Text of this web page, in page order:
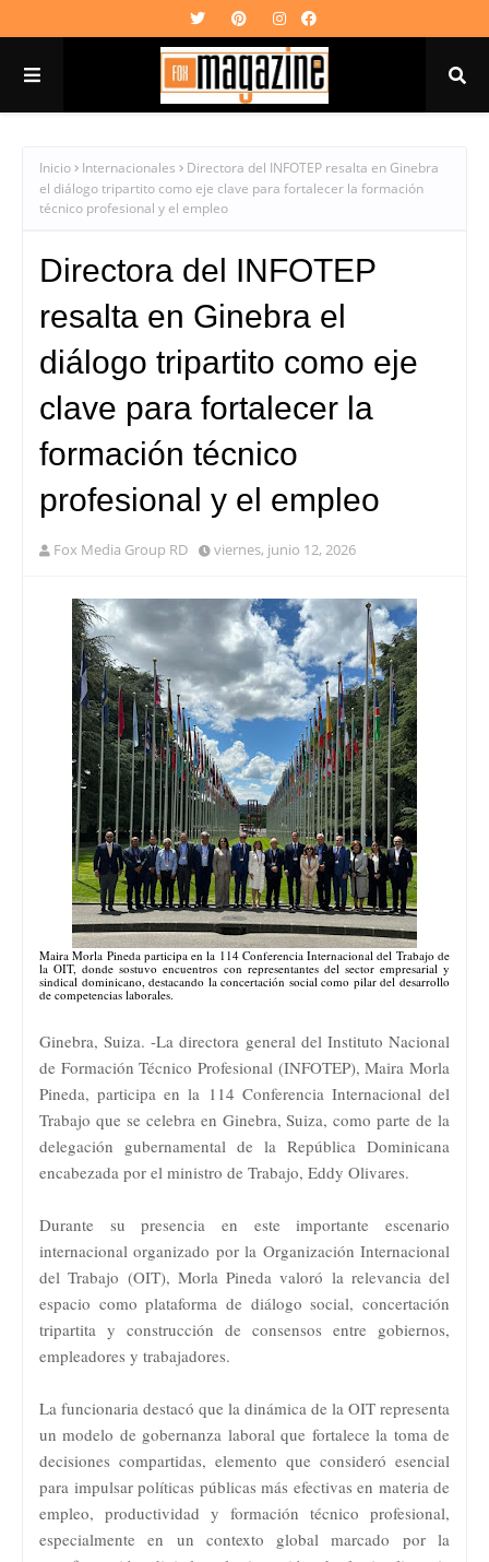
Inicio Internacionales
Directora del INFOTEP resalta en Ginebra
el diálogo tripartito como eje clave para fortalecer la formación
técnico profesional y el empleo
Directora del INFOTEP
resalta en Ginebra el
diálogo tripartito como eje
clave para fortalecer la
formación técnico
profesional y el empleo
Fox Media Group RD viernes, junio 12, 2026
Maira Morla Pineda participa en la 114 Conferencia Internacional del Trabajo de
la OIT, donde sostuvo encuentros con representantes del sector empresarial y
sindical dominicano, destacando la concertación social como pilar del desarrollo
de competencias laborales.
Ginebra, Suiza. -La directora general del Instituto Nacional
de Formación Técnico Profesional (INFOTEP), Maira Morla
Pineda, participa en la 114 Conferencia Internacional del
Trabajo que se celebra en Ginebra, Suiza, como parte de la
delegación gubernamental de la República Dominicana
encabezada por el ministro de Trabajo, Eddy Olivares.
Durante su presencia en este importante escenario
internacional organizado por la Organización Internacional
del Trabajo (OIT), Morla Pineda valoró la relevancia del
espacio como plataforma de diálogo social, concertación
tripartita y construcción de consensos entre gobiernos,
empleadores y trabajadores.
La funcionaria destacó que la dinámica de la OIT representa
un modelo de gobernanza laboral que fortalece la toma de
decisiones compartidas, elemento que consideró esencial
para impulsar políticas públicas más efectivas en materia de
empleo, productividad y formación técnico profesional,
especialmente en un contexto global marcado por la